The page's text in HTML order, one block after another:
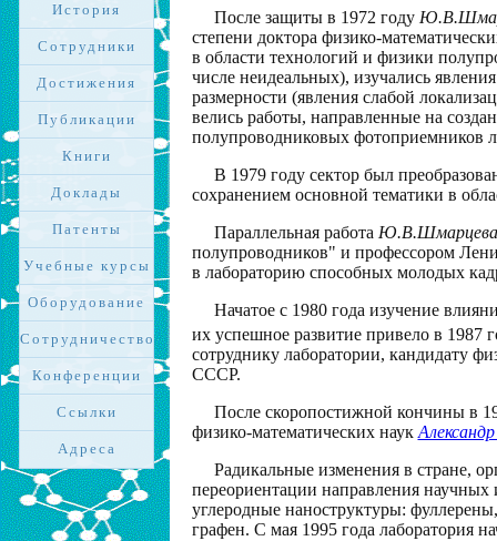
История
Сотрудники
Достижения
Публикации
Книги
Доклады
Патенты
Учебные курсы
Оборудование
Сотрудничество
Конференции
Ссылки
Адреса
После защиты в 1972 году
степени доктора физико-
в области технологий и физики
числе неидеальных), изучались
размерности (явления слабой
велись работы, направленные на
полупроводниковых фотоприемников
В 1979 году сектор был
сохранением основной тематики в
Параллельная работа Ю.В.Шмарцева
полупроводников" и профессором
в лабораторию способных молодых
Начатое с 1980 года изучение
их успешное развитие привело в 1987
сотруднику лаборатории, кандидату
СССР.
После скоропостижной кончины в
физико-математических наук
Радикальные изменения в стране,
переориентации направления научных
углеродные наноструктуры:
графен. С мая 1995 года лаборатория